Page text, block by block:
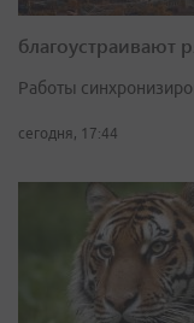
благоустраивают
Работы
сегодня, 17:44